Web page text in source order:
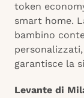
token
smart home.
bambino
garantisce la
Levante di